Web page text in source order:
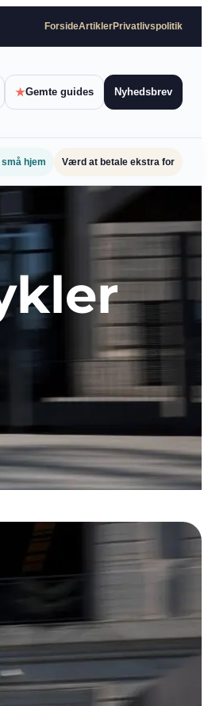
ForsideArtiklerPrivatlivspolitik
★Gemte guides Nyhedsbrev
hjem Værd at betale ekstra for